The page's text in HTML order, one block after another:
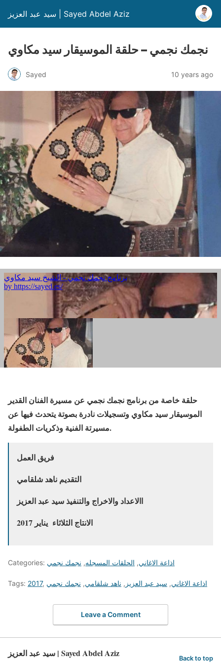
سيد عبد العزيز | Sayed Abdel Aziz
نجمك نجمي – حلقة الموسيقار سيد مكاوي
Sayed 10 years ago
حلقة خاصة من برنامج نجمك نجمي عن مسيرة الفنان القدير
الموسيقار سيد مكاوي وتسجيلات نادرة بصوتة يتحدث فيها عن
مسيرتة الفنية وذكريات الطفولة.
فريق العمل
التقديم ناهد شلقامي
االاعداد والاخراج والتنفيذ سيد عبد العزيز
الانتاج الثلاثاء يناير 2017
Categories: اذاعة الاغاني, الحلقات المسجله, نجمك نجمي
Tags: 2017, اذاعة الاغاني, سيد عبد العزيز , ناهد شلقامي, نجمك نجمي
Leave a Comment
سيد عبد العزيز | Sayed Abdel Aziz Back to top